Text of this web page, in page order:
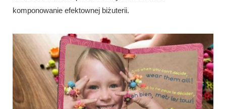
komponowanie efektownej biżuterii.